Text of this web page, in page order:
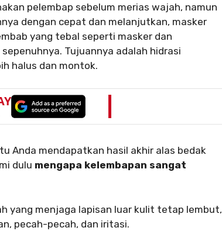
pelembap sebelum merias wajah, namun
dengan cepat dan melanjutkan, masker
yang tebal seperti masker dan
Tujuannya adalah hidrasi
halus dan montok.
Anda mendapatkan hasil akhir alas bedak
dulu mengapa kelembapan sangat
yang menjaga lapisan luar kulit tetap lembut,
pecah-pecah, dan iritasi.